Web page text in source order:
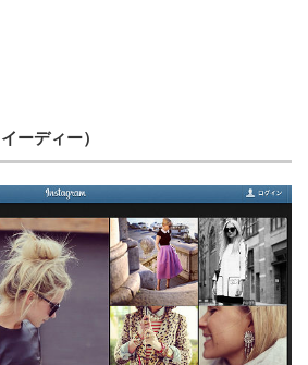
ーディー）